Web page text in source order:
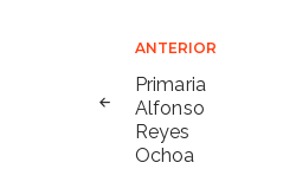
Navegación
de
entradas
ANTERIOR
Primaria
Alfonso
Reyes
Ochoa